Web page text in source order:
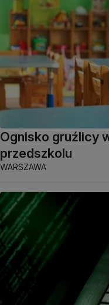
Ognisko gruźlicy
przedszkolu
WARSZAWA